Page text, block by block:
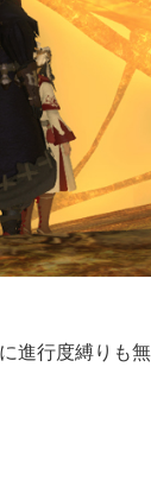
進行度縛りも